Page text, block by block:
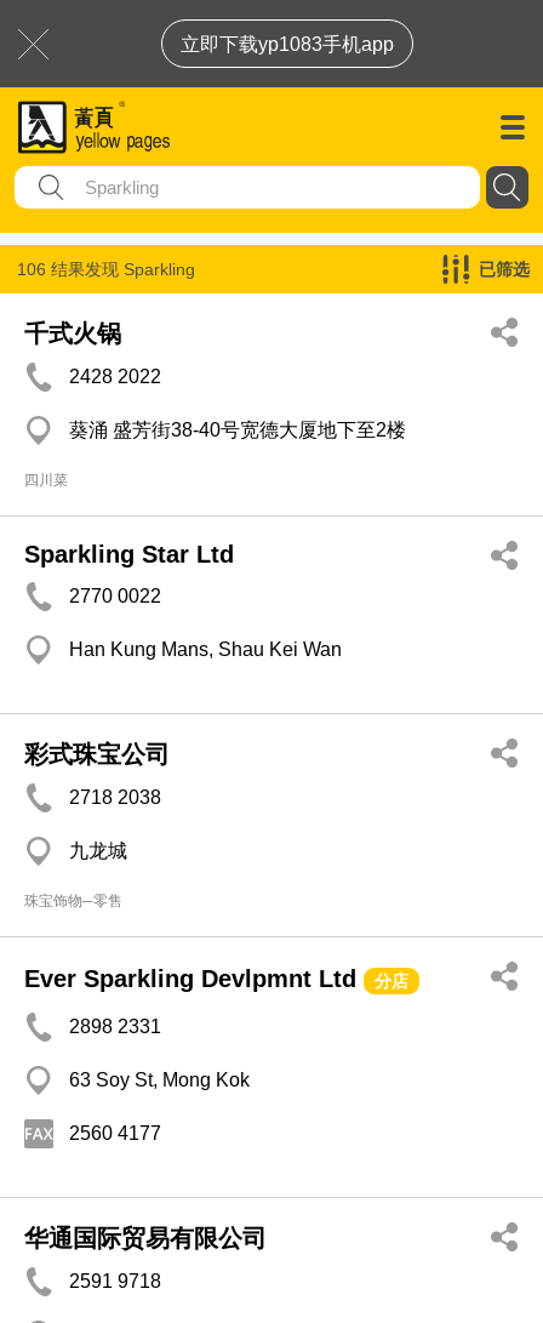
立即下载yp1083手机app
106 结果发现 Sparkling 已筛选
千式火锅
2428 2022
葵涌 盛芳街38-40号宽德大厦地下至2楼
四川菜
Sparkling Star Ltd
2770 0022
Han Kung Mans, Shau Kei Wan
彩式珠宝公司
2718 2038
九龙城
珠宝饰物─零售
Ever Sparkling Devlpmnt Ltd 分店
2898 2331
63 Soy St, Mong Kok
2560 4177
华通国际贸易有限公司
2591 9718